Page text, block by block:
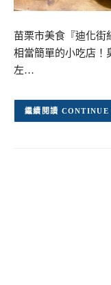
苗栗市美食『迪化街
相當簡單的小吃店！
左…